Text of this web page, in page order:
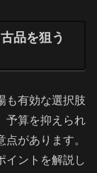
品を狙う
も有効な選択肢
予算を抑えられ
があります。
イントを解説し